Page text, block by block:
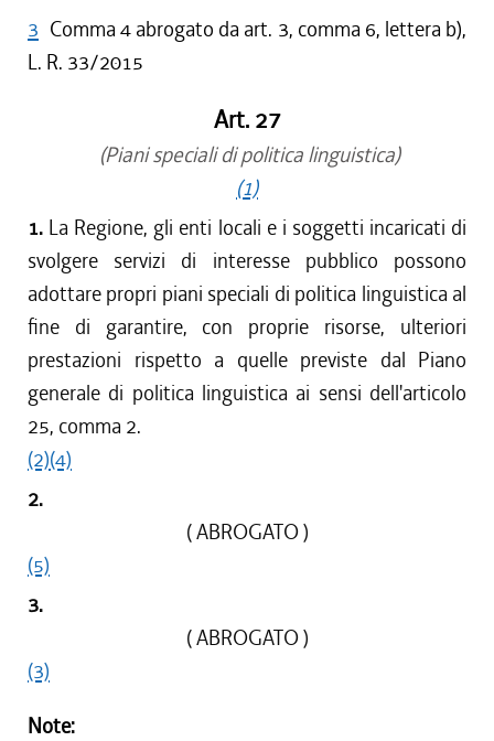
3 Comma 4 abrogato da art. 3, comma 6, lettera b),
L. R. 33/2015
Art. 27
(Piani speciali di politica linguistica)
(1)
1. La Regione, gli enti locali e i soggetti incaricati di
svolgere servizi di interesse pubblico possono
adottare propri piani speciali di politica linguistica al
fine di garantire, con proprie risorse, ulteriori
prestazioni rispetto a quelle previste dal Piano
generale di politica linguistica ai sensi dell'articolo
25, comma 2.
(2)(4)
2.
( ABROGATO )
(5)
3.
( ABROGATO )
(3)
Note: